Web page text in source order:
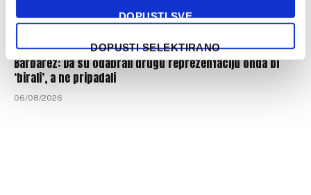
DOPUSTI SVE
DOPUSTI SELEKTIRANO
Barbarez: Da su odabrali drugu reprezentaciju onda bi
‘birali’, a ne pripadali
06/08/2026